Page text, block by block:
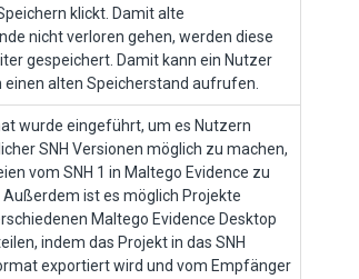
klickt. Damit alte
nicht verloren gehen, werden diese
gespeichert. Damit kann ein Nutzer
einen alten Speicherstand aufrufen.
wurde eingeführt, um es Nutzern
SNH Versionen möglich zu machen,
vom SNH 1 in Maltego Evidence zu
ist es möglich Projekte
Maltego Evidence Desktop
indem das Projekt in das SNH
exportiert wird und vom Empfänger